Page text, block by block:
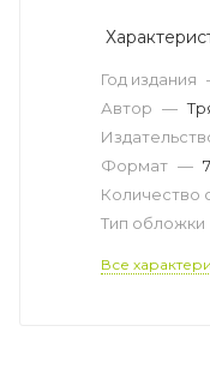
Год издания
Автор —
Формат —
Количество
Тип обложки
Все